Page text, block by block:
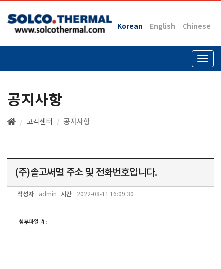
Korean English Chinese
공지사항
고객센터 공지사항
(주)솔고써멀 주소 및 전화번호입니다.
작성자 admin 시간 2022-08-11 16:09:30
첨부파일 :